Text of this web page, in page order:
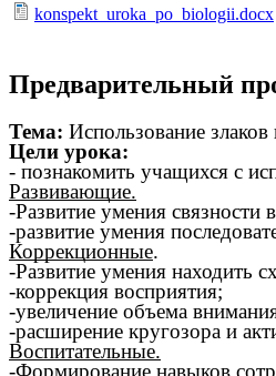
konspekt_uroka_po_biologii.docx
Предварительный
Тема: Использование
Цели урока:
- познакомить учащихся с
Развивающие.
-Развитие умения связности
-развитие умения
Коррекционные.
-Развитие умения находить
-коррекция восприятия;
-увеличение объема
-расширение кругозора и
Воспитательные.
-Формирование навыков